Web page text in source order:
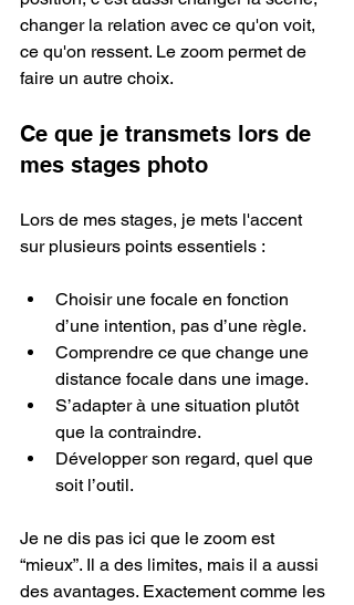
changer la relation avec ce qu'on voit,
ce qu'on ressent. Le zoom permet de
faire un autre choix.
Ce que je transmets lors de
mes stages photo
Lors de mes stages, je mets l'accent
sur plusieurs points essentiels :
Choisir une focale en fonction
d’une intention, pas d’une règle.
Comprendre ce que change une
distance focale dans une image.
S’adapter à une situation plutôt
que la contraindre.
Développer son regard, quel que
soit l’outil.
Je ne dis pas ici que le zoom est
“mieux”. Il a des limites, mais il a aussi
des avantages. Exactement comme les